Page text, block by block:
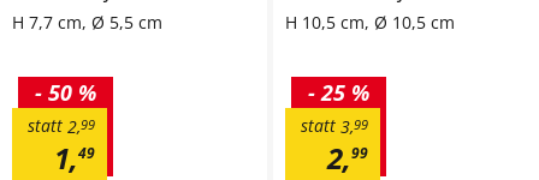
H 7,7 cm, Ø 5,5 cm
1,49
2,99
statt
- 50 %
H 10,5 cm, Ø 10,5 cm
2,99
3,99
statt
- 25 %